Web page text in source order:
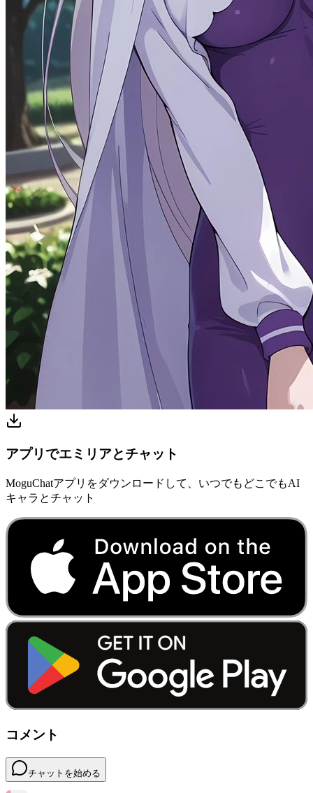
アプリでエミリアとチャット
MoguChatアプリをダウンロードして、いつでもどこでもAI
キャラとチャット
コメント
チャットを始める